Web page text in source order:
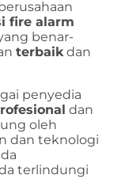
fire alarm
benar-
terbaikdan
penyedia
dan
oleh
dan teknologi
terlindungi